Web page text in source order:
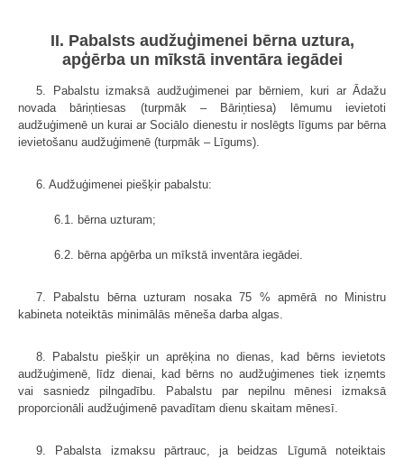
II. Pabalsts audžuģimenei bērna uztura,
apģērba un mīkstā inventāra iegādei
5. Pabalstu izmaksā audžuģimenei par bērniem, kuri ar Ādažu
novada bāriņtiesas (turpmāk – Bāriņtiesa) lēmumu ievietoti
audžuģimenē un kurai ar Sociālo dienestu ir noslēgts līgums par bērna
ievietošanu audžuģimenē (turpmāk – Līgums).
6. Audžuģimenei piešķir pabalstu:
6.1. bērna uzturam;
6.2. bērna apģērba un mīkstā inventāra iegādei.
7. Pabalstu bērna uzturam nosaka 75 % apmērā no Ministru
kabineta noteiktās minimālās mēneša darba algas.
8. Pabalstu piešķir un aprēķina no dienas, kad bērns ievietots
audžuģimenē, līdz dienai, kad bērns no audžuģimenes tiek izņemts
vai sasniedz pilngadību. Pabalstu par nepilnu mēnesi izmaksā
proporcionāli audžuģimenē pavadītam dienu skaitam mēnesī.
9. Pabalsta izmaksu pārtrauc, ja beidzas Līgumā noteiktais